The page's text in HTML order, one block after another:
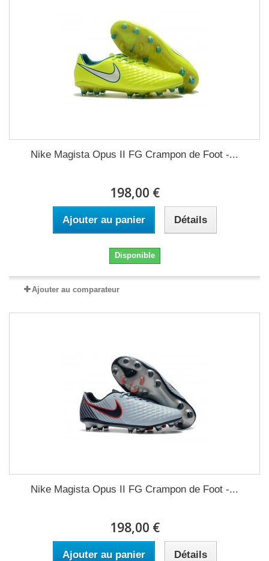
Nike Magista Opus II FG Crampon de Foot -...
198,00 €
Ajouter au panier Détails
Disponible
Ajouter au comparateur
Nike Magista Opus II FG Crampon de Foot -...
198,00 €
Ajouter au panier Détails